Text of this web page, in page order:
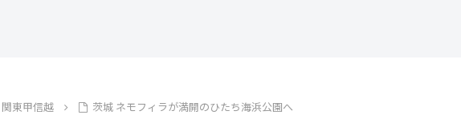
関東甲信越 茨城 ネモフィラが満開のひたち海浜公園へ